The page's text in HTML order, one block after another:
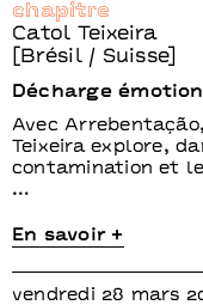
chapitre
Catol Teixeira
[Brésil / Suisse]
Décharge
Avec
Teixeira explore,
contamination et
…
En savoir +
vendredi 28 mars